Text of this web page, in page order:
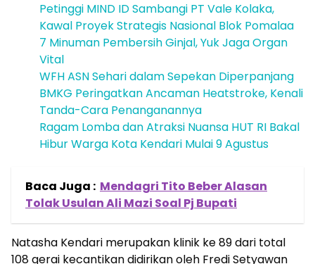
Petinggi MIND ID Sambangi PT Vale Kolaka,
Kawal Proyek Strategis Nasional Blok Pomalaa
7 Minuman Pembersih Ginjal, Yuk Jaga Organ
Vital
WFH ASN Sehari dalam Sepekan Diperpanjang
BMKG Peringatkan Ancaman Heatstroke, Kenali
Tanda-Cara Penanganannya
Ragam Lomba dan Atraksi Nuansa HUT RI Bakal
Hibur Warga Kota Kendari Mulai 9 Agustus
Baca Juga : Mendagri Tito Beber Alasan
Tolak Usulan Ali Mazi Soal Pj Bupati
Natasha Kendari merupakan klinik ke 89 dari total
108 gerai kecantikan didirikan oleh Fredi Setyawan